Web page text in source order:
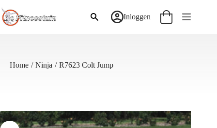
naar
de
Inloggen Winkelwagen
Home / Ninja / R7623 Colt Jump